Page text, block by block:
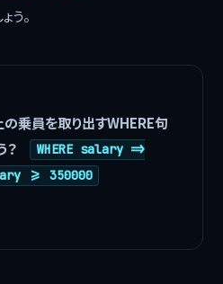
う。
乗員を取り出すWHERE句
？
WHERE salary =>
>= 350000